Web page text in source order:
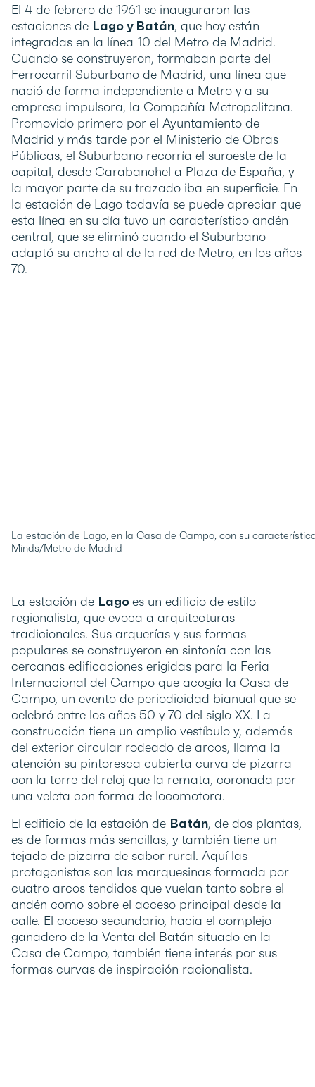
El 4 de febrero de 1961 se inauguraron las
estaciones de Lago y Batán, que hoy están
integradas en la línea 10 del Metro de Madrid.
Cuando se construyeron, formaban parte del
Ferrocarril Suburbano de Madrid, una línea que
nació de forma independiente a Metro y a su
empresa impulsora, la Compañía Metropolitana.
Promovido primero por el Ayuntamiento de
Madrid y más tarde por el Ministerio de Obras
Públicas, el Suburbano recorría el suroeste de la
capital, desde Carabanchel a Plaza de España, y
la mayor parte de su trazado iba en superficie. En
la estación de Lago todavía se puede apreciar que
esta línea en su día tuvo un característico andén
central, que se eliminó cuando el Suburbano
adaptó su ancho al de la red de Metro, en los años
70.
La estación de Lago, en la Casa de Campo, con su
Minds/Metro de Madrid
La estación de Lagoes un edificio de estilo
regionalista, que evoca a arquitecturas
tradicionales. Sus arquerías y sus formas
populares se construyeron en sintonía con las
cercanas edificaciones erigidas para la Feria
Internacional del Campo que acogía la Casa de
Campo, un evento de periodicidad bianual que se
celebró entre los años 50 y 70 del siglo XX. La
construcción tiene un amplio vestíbulo y, además
del exterior circular rodeado de arcos, llama la
atención su pintoresca cubierta curva de pizarra
con la torre del reloj que la remata, coronada por
una veleta con forma de locomotora.
El edificio de la estación de Batán, de dos plantas,
es de formas más sencillas, y también tiene un
tejado de pizarra de sabor rural. Aquí las
protagonistas son las marquesinas formada por
cuatro arcos tendidos que vuelan tanto sobre el
andén como sobre el acceso principal desde la
calle. El acceso secundario, hacia el complejo
ganadero de la Venta del Batán situado en la
Casa de Campo, también tiene interés por sus
formas curvas de inspiración racionalista.